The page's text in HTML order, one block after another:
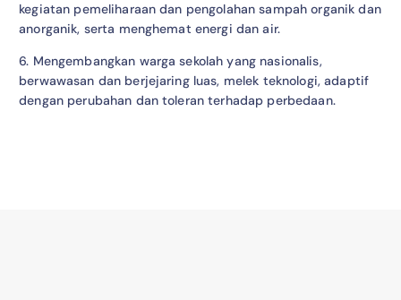
kegiatan pemeliharaan dan pengolahan sampah organik dan
anorganik, serta menghemat energi dan air.
6. Mengembangkan warga sekolah yang nasionalis,
berwawasan dan berjejaring luas, melek teknologi, adaptif
dengan perubahan dan toleran terhadap perbedaan.